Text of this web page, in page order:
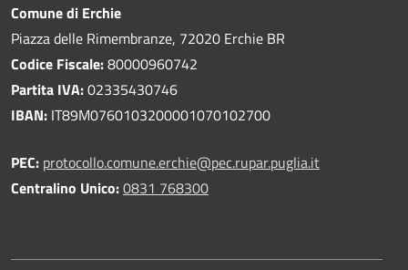
Comune di Erchie
Piazza delle Rimembranze, 72020 Erchie BR
Codice Fiscale:80000960742
Partita IVA:02335430746
IBAN: IT89M0760103200001070102700
PEC: protocollo.comune.erchie@pec.rupar.puglia.it
Centralino Unico:0831 768300